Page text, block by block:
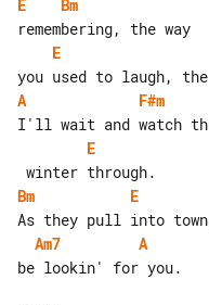
E
Bm
E
A
F#m
E
Bm
E
Am7
A
be lookin' for you.